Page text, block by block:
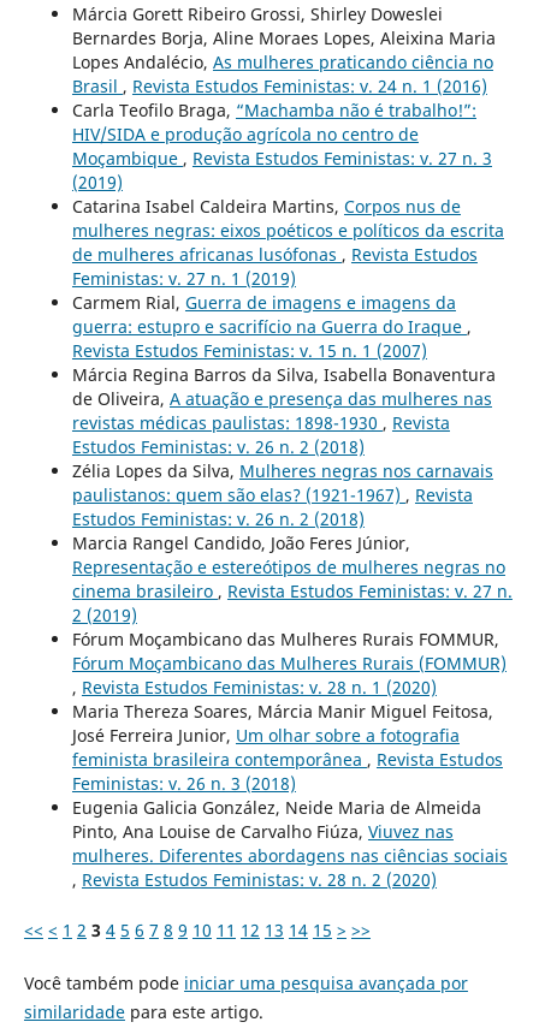
Márcia Gorett Ribeiro Grossi, Shirley Doweslei
Bernardes Borja, Aline Moraes Lopes, Aleixina Maria
Lopes Andalécio, As mulheres praticando ciência no
Brasil , Revista Estudos Feministas: v. 24 n. 1 (2016)
Carla Teofilo Braga, “Machamba não é trabalho!”:
HIV/SIDA e produção agrícola no centro de
Moçambique , Revista Estudos Feministas: v. 27 n. 3
(2019)
Catarina Isabel Caldeira Martins, Corpos nus de
mulheres negras: eixos poéticos e políticos da escrita
de mulheres africanas lusófonas , Revista Estudos
Feministas: v. 27 n. 1 (2019)
Carmem Rial, Guerra de imagens e imagens da
guerra: estupro e sacrifício na Guerra do Iraque ,
Revista Estudos Feministas: v. 15 n. 1 (2007)
Márcia Regina Barros da Silva, Isabella Bonaventura
de Oliveira, A atuação e presença das mulheres nas
revistas médicas paulistas: 1898-1930 , Revista
Estudos Feministas: v. 26 n. 2 (2018)
Zélia Lopes da Silva, Mulheres negras nos carnavais
paulistanos: quem são elas? (1921-1967) , Revista
Estudos Feministas: v. 26 n. 2 (2018)
Marcia Rangel Candido, João Feres Júnior,
Representação e estereótipos de mulheres negras no
cinema brasileiro , Revista Estudos Feministas: v. 27 n.
2 (2019)
Fórum Moçambicano das Mulheres Rurais FOMMUR,
Fórum Moçambicano das Mulheres Rurais (FOMMUR)
, Revista Estudos Feministas: v. 28 n. 1 (2020)
Maria Thereza Soares, Márcia Manir Miguel Feitosa,
José Ferreira Junior, Um olhar sobre a fotografia
feminista brasileira contemporânea , Revista Estudos
Feministas: v. 26 n. 3 (2018)
Eugenia Galicia González, Neide Maria de Almeida
Pinto, Ana Louise de Carvalho Fiúza, Viuvez nas
mulheres. Diferentes abordagens nas ciências sociais
, Revista Estudos Feministas: v. 28 n. 2 (2020)
<< < 1 2 3 4 5 6 7 8 9 10 11 12 13 14 15 > >>
Você também pode iniciar uma pesquisa avançada por
similaridadepara este artigo.